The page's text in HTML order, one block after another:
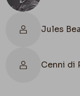
Jules
Cenni di